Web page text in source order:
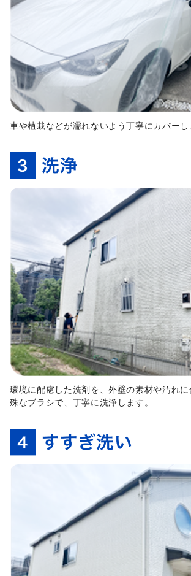
車や植栽などが濡れないよう丁寧にカバーし
環境に配慮した洗剤を、外壁の素材や汚れ
殊なブラシで、丁寧に洗浄します。